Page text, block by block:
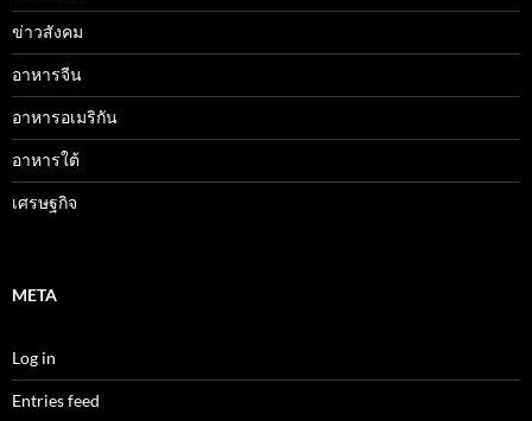
ข่าวสังคม
อาหารจีน
อาหารอเมริกัน
อาหารใต้
เศรษฐกิจ
META
Log in
Entries feed